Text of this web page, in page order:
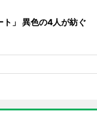
」 異色の4人が紡ぐ